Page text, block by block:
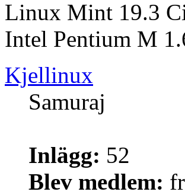
Linux Mint 19.3
Intel Pentium M
Kjellinux
Samuraj
Inlägg: 52
Blev medlem: